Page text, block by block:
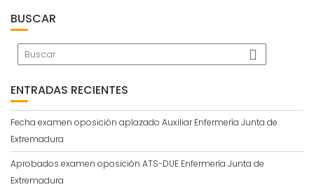
BUSCAR
ENTRADAS RECIENTES
Fecha examen oposición aplazado Auxiliar Enfermería Junta de
Extremadura
Aprobados examen oposición ATS-DUE Enfermería Junta de
Extremadura